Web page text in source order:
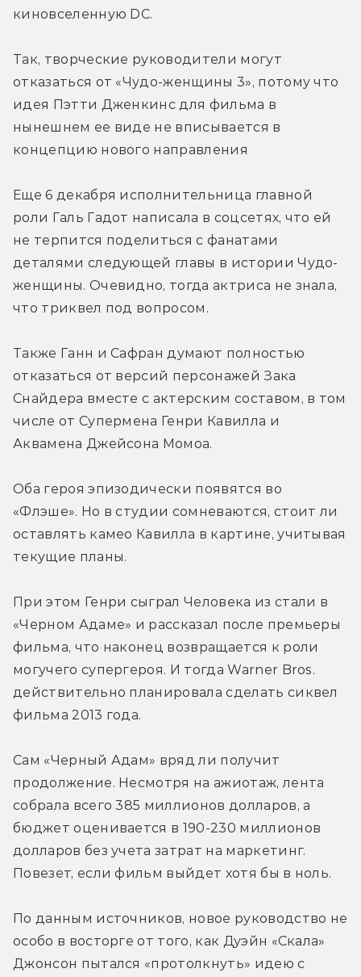
киновселенную DC.
Так, творческие руководители могут
отказаться от «Чудо-женщины 3», потому что
идея Пэтти Дженкинс для фильма в
нынешнем ее виде не вписывается в
концепцию нового направления
Еще 6 декабря исполнительница главной
роли Галь Гадот написала в соцсетях, что ей
не терпится поделиться с фанатами
деталями следующей главы в истории Чудо-
женщины. Очевидно, тогда актриса не знала,
что триквел под вопросом.
Также Ганн и Сафран думают полностью
отказаться от версий персонажей Зака
Снайдера вместе с актерским составом, в том
числе от Супермена Генри Кавилла и
Аквамена Джейсона Момоа.
Оба героя эпизодически появятся во
«Флэше». Но в студии сомневаются, стоит ли
оставлять камео Кавилла в картине, учитывая
текущие планы.
При этом Генри сыграл Человека из стали в
«Черном Адаме» и рассказал после премьеры
фильма, что наконец возвращается к роли
могучего супергероя. И тогда Warner Bros.
действительно планировала сделать сиквел
фильма 2013 года.
Сам «Черный Адам» вряд ли получит
продолжение. Несмотря на ажиотаж, лента
собрала всего 385 миллионов долларов, а
бюджет оценивается в 190-230 миллионов
долларов без учета затрат на маркетинг.
Повезет, если фильм выйдет хотя бы в ноль.
По данным источников, новое руководство не
особо в восторге от того, как Дуэйн «Скала»
Джонсон пытался «протолкнуть» идею с